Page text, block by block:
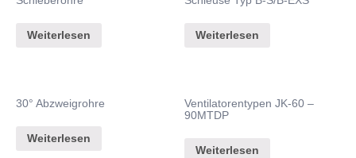
Weiterlesen Weiterlesen
30° Abzweigrohre
Weiterlesen
Ventilatorentypen JK-60 –
90MTDP
Weiterlesen